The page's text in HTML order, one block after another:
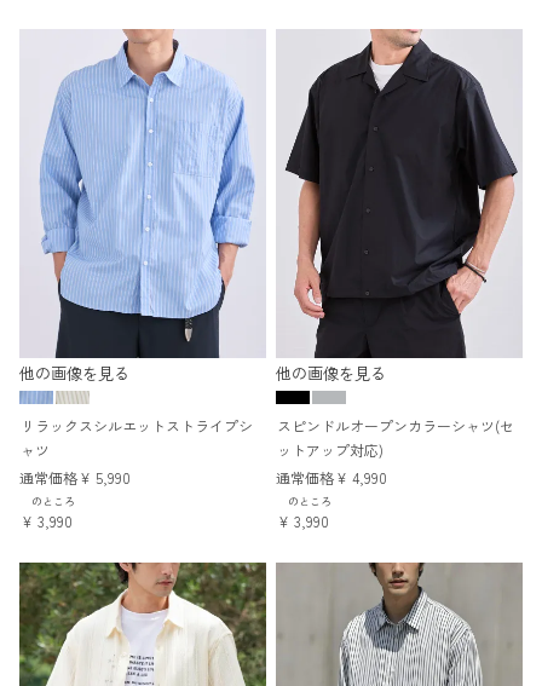
他の画像を見る
リラックスシルエットストライプシ
ャツ
通常価格¥ 5,990
のところ
¥ 3,990
他の画像を見る
スピンドルオープンカラーシャツ(セ
ットアップ対応)
通常価格¥ 4,990
のところ
¥ 3,990